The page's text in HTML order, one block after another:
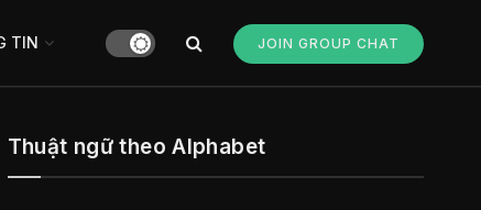
TIN JOIN GROUP CHAT
Thuật ngữ theo Alphabet